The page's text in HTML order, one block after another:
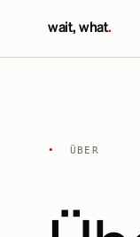
wait, what.
• ÜBER